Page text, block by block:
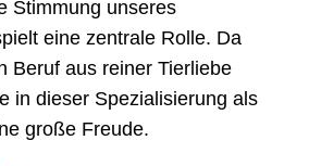
Stimmung unseres
eine zentrale Rolle. Da
Beruf aus reiner Tierliebe
in dieser Spezialisierung als
große Freude.